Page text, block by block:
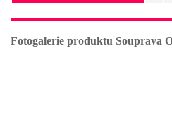
Fotogalerie produktu Souprava